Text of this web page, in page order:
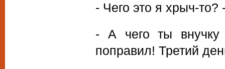
- Чего это я хрыч-то?
- А чего ты
поправил! Третий